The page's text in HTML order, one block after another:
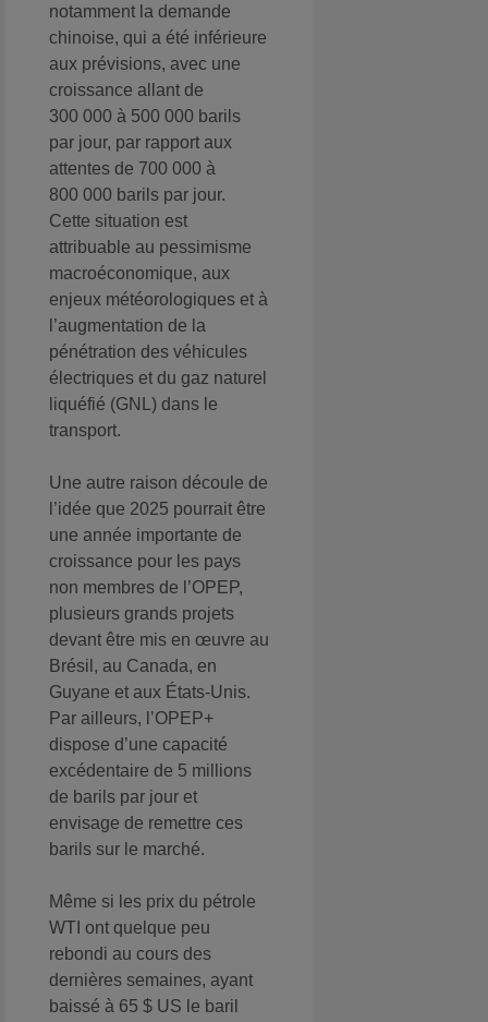
notamment la demande
chinoise, qui a été inférieure
aux prévisions, avec une
croissance allant de
300 000 à 500 000 barils
par jour, par rapport aux
attentes de 700 000 à
800 000 barils par jour.
Cette situation est
attribuable au pessimisme
macroéconomique, aux
enjeux météorologiques et à
l’augmentation de la
pénétration des véhicules
électriques et du gaz naturel
liquéfié (GNL) dans le
transport.
Une autre raison découle de
l’idée que 2025 pourrait être
une année importante de
croissance pour les pays
non membres de l’OPEP,
plusieurs grands projets
devant être mis en œuvre au
Brésil, au Canada, en
Guyane et aux États-Unis.
Par ailleurs, l’OPEP+
dispose d’une capacité
excédentaire de 5 millions
de barils par jour et
envisage de remettre ces
barils sur le marché.
Même si les prix du pétrole
WTI ont quelque peu
rebondi au cours des
dernières semaines, ayant
baissé à 65 $ US le baril